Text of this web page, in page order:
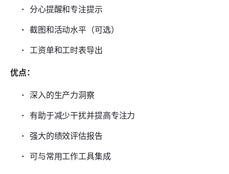
分心提醒和专注提示
截图和活动水平（可选）
工资单和工时表导出
优点：
深入的生产力洞察
有助于减少干扰并提高专注力
强大的绩效评估报告
可与常用工作工具集成